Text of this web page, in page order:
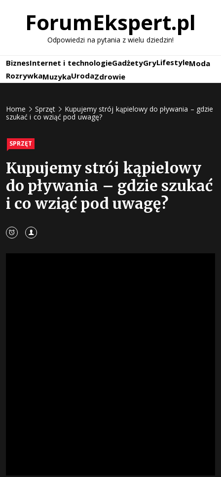
ForumEkspert.pl
Odpowiedzi na pytania z wielu dziedzin!
BiznesInternet i technologieGadżetyGryLifestyleModa
RozrywkaMuzykaUrodaZdrowie
Home Sprzęt
Kupujemy strój kąpielowy do pływania – gdzie
szukać i co wziąć pod uwagę?
SPRZĘT
Kupujemy strój kąpielowy
do pływania – gdzie szukać
i co wziąć pod uwagę?